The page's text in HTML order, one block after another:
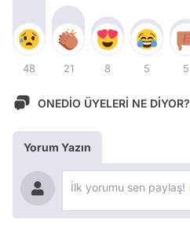
48 21 8 5 5
ONEDİO ÜYELERİ NE DİYOR?
Yorum Yazın